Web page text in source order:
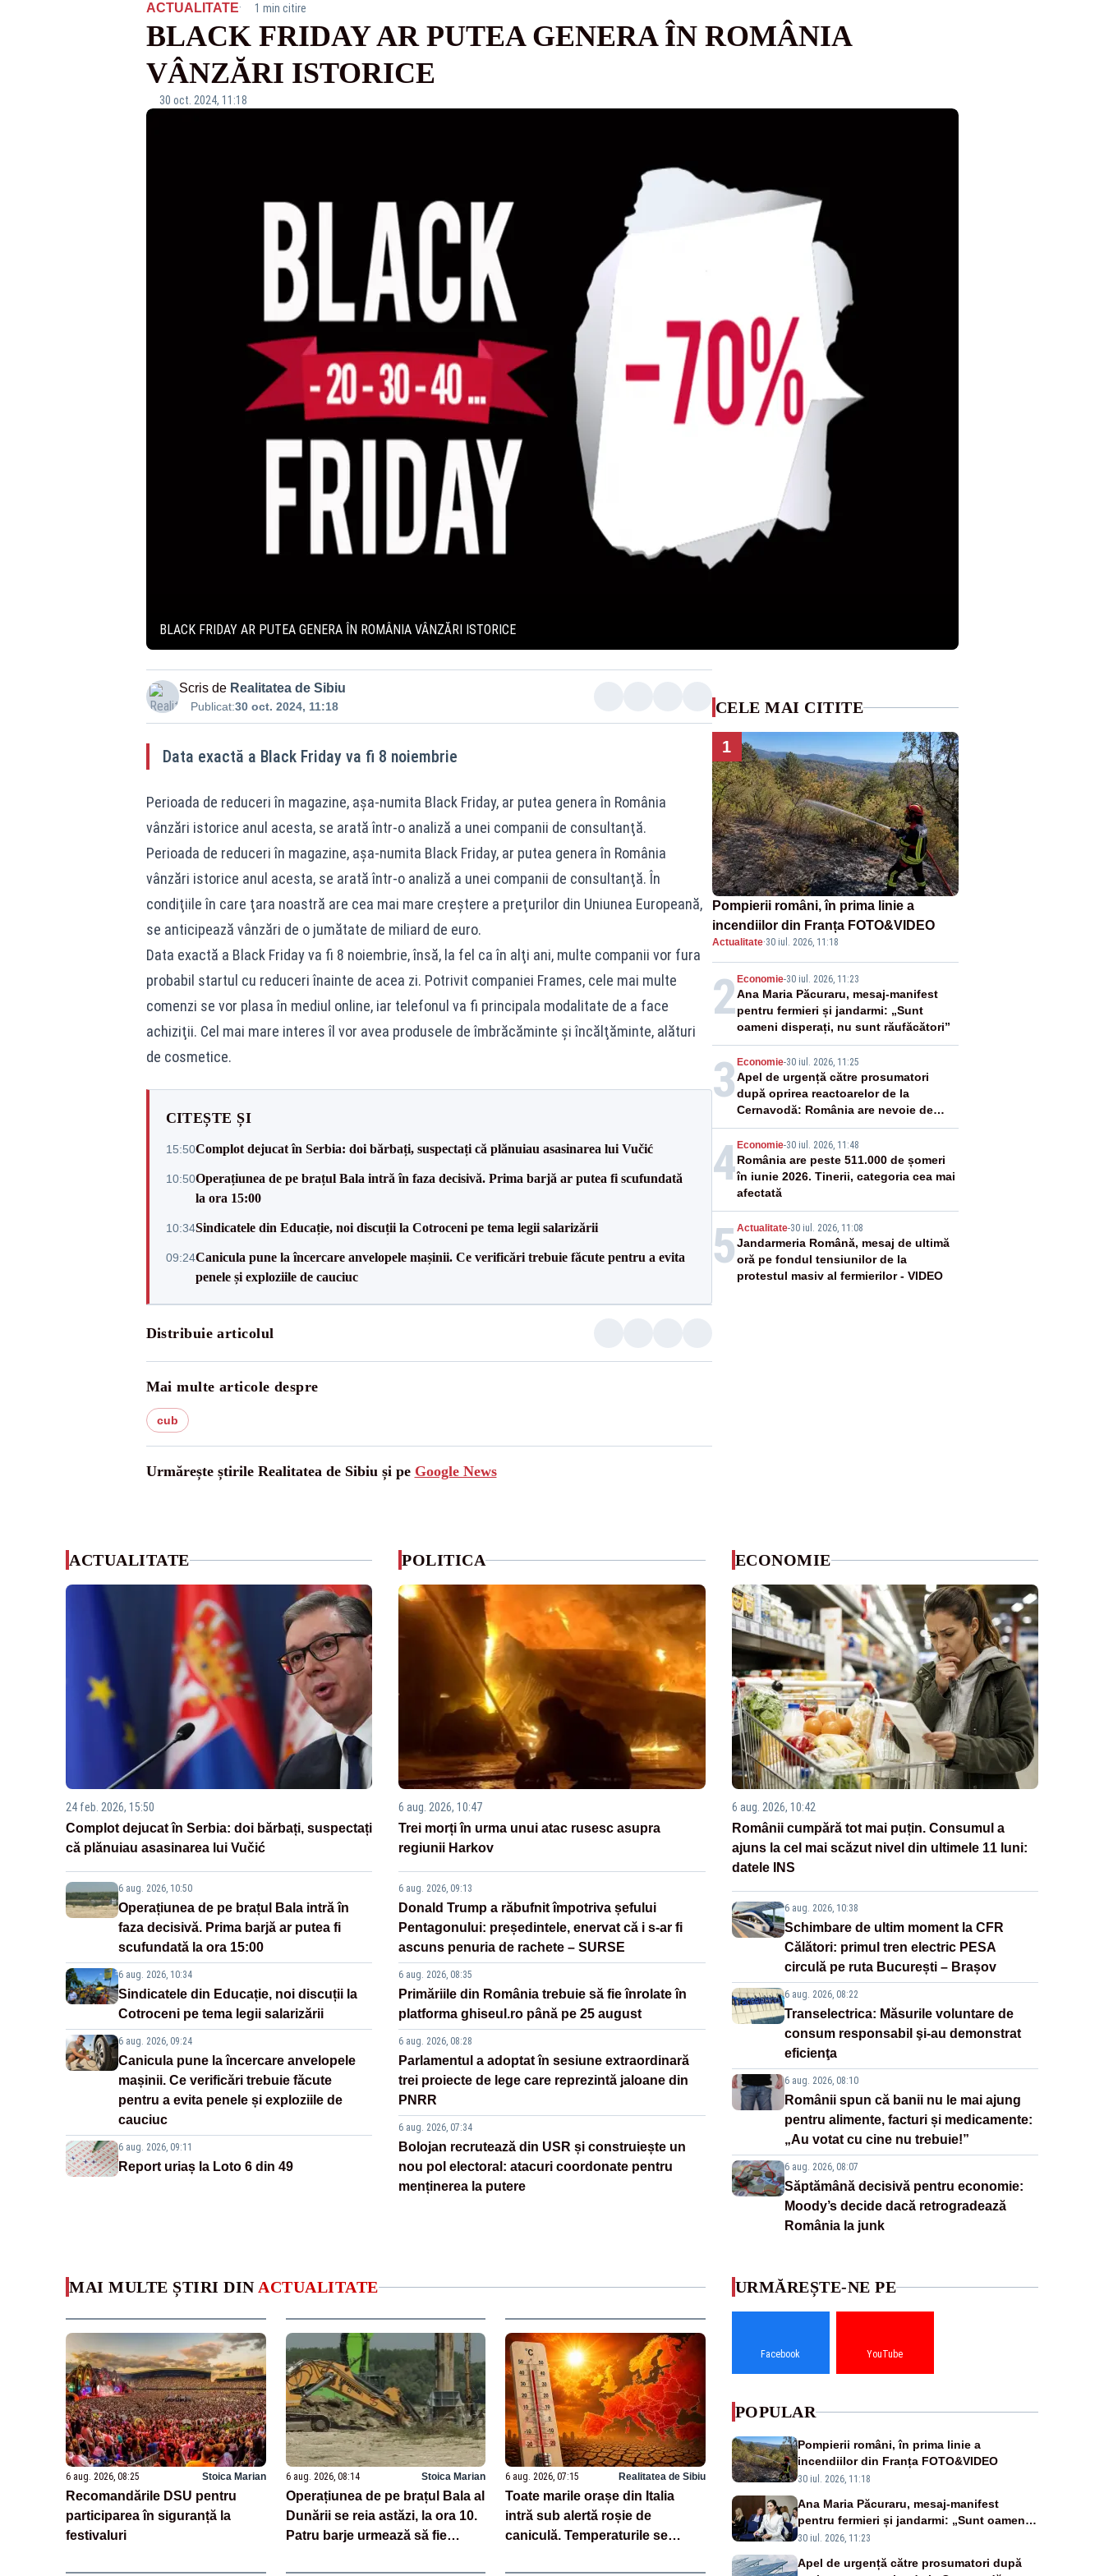
ACTUALITATE· 1 min citire
BLACK FRIDAY AR PUTEA GENERA ÎN ROMÂNIA
VÂNZĂRI ISTORICE
30 oct. 2024, 11:18
BLACK FRIDAY AR PUTEA GENERA ÎN ROMÂNIA VÂNZĂRI ISTORICE
Scris de Realitatea de Sibiu
Publicat:30 oct. 2024, 11:18
Data exactă a Black Friday va fi 8 noiembrie
Perioada de reduceri în magazine, aşa-numita Black Friday, ar putea genera în România
vânzări istorice anul acesta, se arată într-o analiză a unei companii de consultanţă.
Perioada de reduceri în magazine, aşa-numita Black Friday, ar putea genera în România
vânzări istorice anul acesta, se arată într-o analiză a unei companii de consultanţă. În
condiţiile în care ţara noastră are cea mai mare creştere a preţurilor din Uniunea Europeană,
se anticipează vânzări de o jumătate de miliard de euro.
Data exactă a Black Friday va fi 8 noiembrie, însă, la fel ca în alţi ani, multe companii vor fura
probabil startul cu reduceri înainte de acea zi. Potrivit companiei Frames, cele mai multe
comenzi se vor plasa în mediul online, iar telefonul va fi principala modalitate de a face
achiziţii. Cel mai mare interes îl vor avea produsele de îmbrăcăminte şi încălţăminte, alături
de cosmetice.
CITEȘTE ȘI
15:50Complot dejucat în Serbia: doi bărbați, suspectați că plănuiau asasinarea lui Vučić
10:50Operațiunea de pe brațul Bala intră în faza decisivă. Prima barjă ar putea fi scufundată
la ora 15:00
10:34Sindicatele din Educație, noi discuții la Cotroceni pe tema legii salarizării
09:24Canicula pune la încercare anvelopele mașinii. Ce verificări trebuie făcute pentru a evita
penele și exploziile de cauciuc
Distribuie articolul
Mai multe articole despre
cub
Urmărește știrile Realitatea de Sibiu și pe Google News
CELE MAI CITITE
1
Pompierii români, în prima linie a
incendiilor din Franța FOTO&VIDEO
Actualitate·30 iul. 2026, 11:18
2 Economie-30 iul. 2026, 11:23
Ana Maria Păcuraru, mesaj-manifest
pentru fermieri și jandarmi: „Sunt
oameni disperați, nu sunt răufăcători”
3 Economie-30 iul. 2026, 11:25
Apel de urgență către prosumatori
după oprirea reactoarelor de la
Cernavodă: România are nevoie de
energie
4 Economie-30 iul. 2026, 11:48
România are peste 511.000 de șomeri
în iunie 2026. Tinerii, categoria cea mai
afectată
5 Actualitate-30 iul. 2026, 11:08
Jandarmeria Română, mesaj de ultimă
oră pe fondul tensiunilor de la
protestul masiv al fermierilor - VIDEO
ACTUALITATE
24 feb. 2026, 15:50
Complot dejucat în Serbia: doi bărbați, suspectați
că plănuiau asasinarea lui Vučić
6 aug. 2026, 10:50
Operațiunea de pe brațul Bala intră în
faza decisivă. Prima barjă ar putea fi
scufundată la ora 15:00
6 aug. 2026, 10:34
Sindicatele din Educație, noi discuții la
Cotroceni pe tema legii salarizării
6 aug. 2026, 09:24
Canicula pune la încercare anvelopele
mașinii. Ce verificări trebuie făcute
pentru a evita penele și exploziile de
cauciuc
6 aug. 2026, 09:11
Report uriaș la Loto 6 din 49
POLITICA
6 aug. 2026, 10:47
Trei morți în urma unui atac rusesc asupra
regiunii Harkov
6 aug. 2026, 09:13
Donald Trump a răbufnit împotriva șefului
Pentagonului: președintele, enervat că i s-ar fi
ascuns penuria de rachete – SURSE
6 aug. 2026, 08:35
Primăriile din România trebuie să fie înrolate în
platforma ghiseul.ro până pe 25 august
6 aug. 2026, 08:28
Parlamentul a adoptat în sesiune extraordinară
trei proiecte de lege care reprezintă jaloane din
PNRR
6 aug. 2026, 07:34
Bolojan recrutează din USR și construiește un
nou pol electoral: atacuri coordonate pentru
menținerea la putere
ECONOMIE
6 aug. 2026, 10:42
Românii cumpără tot mai puțin. Consumul a
ajuns la cel mai scăzut nivel din ultimele 11 luni:
datele INS
6 aug. 2026, 10:38
Schimbare de ultim moment la CFR
Călători: primul tren electric PESA
circulă pe ruta București – Brașov
6 aug. 2026, 08:22
Transelectrica: Măsurile voluntare de
consum responsabil şi-au demonstrat
eficienţa
6 aug. 2026, 08:10
Românii spun că banii nu le mai ajung
pentru alimente, facturi și medicamente:
„Au votat cu cine nu trebuie!”
6 aug. 2026, 08:07
Săptămână decisivă pentru economie:
Moody’s decide dacă retrogradează
România la junk
MAI MULTE ȘTIRI DIN ACTUALITATE
6 aug. 2026, 08:25 Stoica Marian
Recomandările DSU pentru
participarea în siguranță la
festivaluri
6 aug. 2026, 08:14 Stoica Marian
Operațiunea de pe brațul Bala al
Dunării se reia astăzi, la ora 10.
Patru barje urmează să fie
6 aug. 2026, 07:15 Realitatea de Sibiu
Toate marile orașe din Italia
intră sub alertă roșie de
caniculă. Temperaturile se
URMĂREȘTE-NE PE
Facebook YouTube
POPULAR
Pompierii români, în prima linie a
incendiilor din Franța FOTO&VIDEO
30 iul. 2026, 11:18
Ana Maria Păcuraru, mesaj-manifest
pentru fermieri și jandarmi: „Sunt oameni
disperați, nu sunt răufăcători”
30 iul. 2026, 11:23
Apel de urgență către prosumatori după